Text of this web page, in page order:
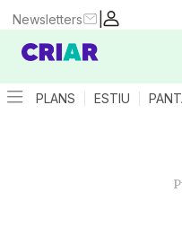
|
Newsletters
PLANS ESTIU